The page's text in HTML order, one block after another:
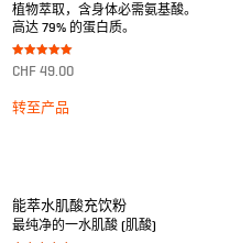
植物萃取，含身体必需氨基酸。
高达 79% 的蛋白质。
Bewertet mit
5.00
CHF 49.00
转至产品
能萃水肌酸充饮粉
最纯净的一水肌酸 (肌酸)